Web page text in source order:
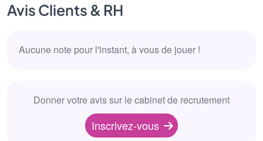
Avis Clients & RH
Aucune note pour l'instant, à vous de jouer !
Donner votre avis sur le cabinet de recrutement
Inscrivez-vous